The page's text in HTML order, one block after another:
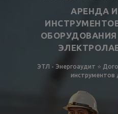
АРЕНДА
ЭТЛ - Энергоаудит ⭐
инструментов